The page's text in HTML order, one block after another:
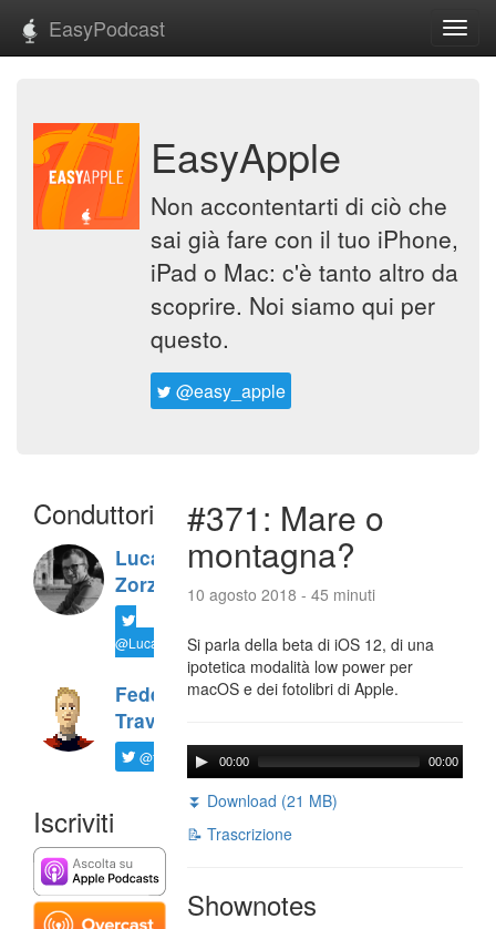
EasyPodcast
EasyApple
Non accontentarti di ciò che
sai già fare con il tuo iPhone,
iPad o Mac: c'è tanto altro da
scoprire. Noi siamo qui per
questo.
@easy_apple
Conduttori
Luca
Zorzi
@LucaTNT
Federico
Travaini
@ftrava
Iscriviti
#371: Mare o
montagna?
10 agosto 2018 - 45 minuti
Si parla della beta di iOS 12, di una
ipotetica modalità low power per
macOS e dei fotolibri di Apple.
00:00 00:00
⏬ Download (21 MB)
📝 Trascrizione
Shownotes